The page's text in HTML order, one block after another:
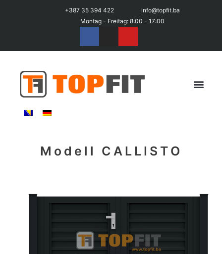
+387 35 394 422
info@topfit.ba
Montag - Freitag: 8:00 - 17:00
Modell CALLISTO